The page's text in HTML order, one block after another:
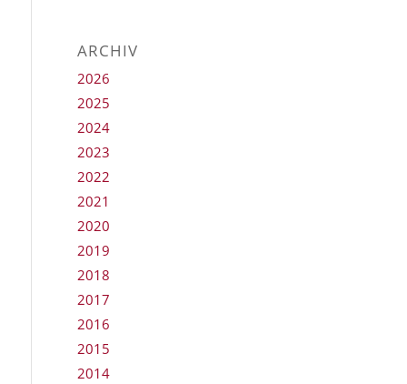
ARCHIV
2026
2025
2024
2023
2022
2021
2020
2019
2018
2017
2016
2015
2014